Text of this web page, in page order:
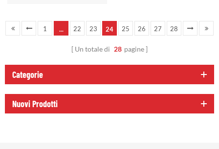
1 ... 22 23 24 25 26 27 28
Un totale di 28 pagine
Categorie
Nuovi Prodotti